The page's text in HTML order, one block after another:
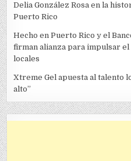
Delia González Rosa en la
Puerto Rico
Hecho en Puerto Rico y el
firman alianza para impulsar
locales
Xtreme Gel apuesta al talento
alto”